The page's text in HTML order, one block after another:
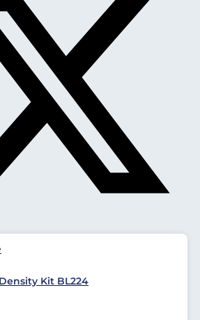
Kit BL224